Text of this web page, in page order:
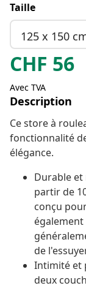
Taille
125 x 150
CHF 56
Avec TVA
Description
Ce store à
fonctionnalité
élégance.
Durable
partir de
conçu
de
Intimité et
deux